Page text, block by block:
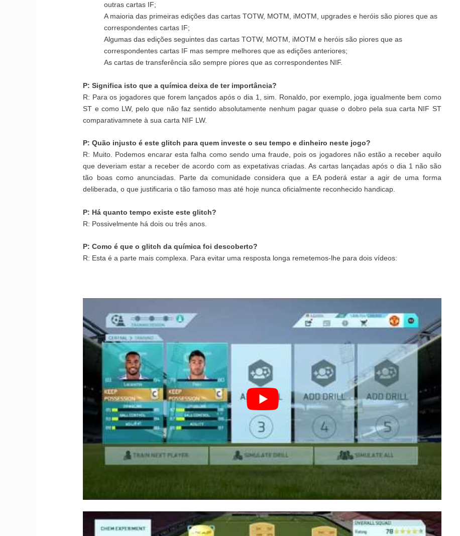
outras cartas IF;
A maioria das primeiras edições das cartas TOTW, MOTM, iMOTM, upgrades e heróis são piores que as
correspondentes cartas IF;
Algumas das edições seguintes das cartas TOTW, MOTM, iMOTM e heróis são piores que as
correspondentes cartas IF mas sempre melhores que as edições anteriores;
As cartas de transferência são sempre piores que as correspondentes NIF.
P: Significa isto que a química deixa de ter importância?
R: Para os jogadores que forem lançados após o dia 1, sim. Ronaldo, por exemplo, joga igualmente bem como
ST e como LW, pelo que não faz sentido absolutamente nenhum pagar quase o dobro pela sua carta NIF ST
comparativamnete à sua carta NIF LW.
P: Quão injusto é este glitch para quem investe o seu tempo e dinheiro neste jogo?
R: Muito. Podemos encarar esta falha como sendo uma fraude, pois os jogadores não estão a receber aquilo
que deveriam estar a receber de acordo com as expetativas criadas. As cartas lançadas após o dia 1 não são
tão boas como anunciadas. Parte da comunidade considera que a EA poderá estar a agir de uma forma
deliberada, o que justificaria o tão famoso mas até hoje nunca oficialmente reconhecido handicap.
P: Há quanto tempo existe este glitch?
R: Possivelmente há dois ou três anos.
P: Como é que o glitch da química foi descoberto?
R: Esta é a parte mais complexa. Para evitar uma resposta longa remetemos-lhe para dois vídeos: